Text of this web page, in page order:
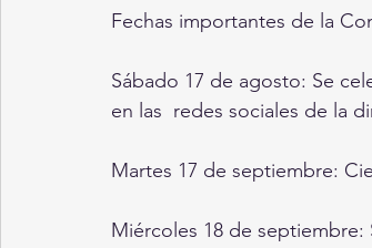
Fechas importantes de la
Sábado 17 de agosto: Se
en las  redes sociales de la
Martes 17 de septiembre:
Miércoles 18 de septiembre: